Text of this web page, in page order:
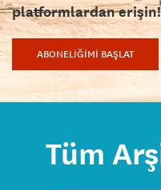
platformlardan erişin!
ABONELİĞİMİ BAŞLAT
Tüm